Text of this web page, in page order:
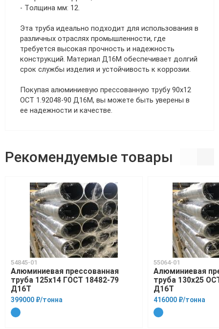
- Толщина мм: 12.
Эта труба идеально подходит для использования в
различных отраслях промышленности, где
требуется высокая прочность и надежность
конструкций. Материал Д16М обеспечивает долгий
срок службы изделия и устойчивость к коррозии.
Покупая алюминиевую прессованную трубу 90х12
ОСТ 1.92048-90 Д16М, вы можете быть уверены в
ее надежности и качестве.
Рекомендуемые товары
54845-01
Алюминиевая прессованная
труба 125х14 ГОСТ 18482-79
Д16Т
399000 ₽/тонна
55064-01
Алюминиевая
труба 130х25
Д16Т
416000 ₽/тонна